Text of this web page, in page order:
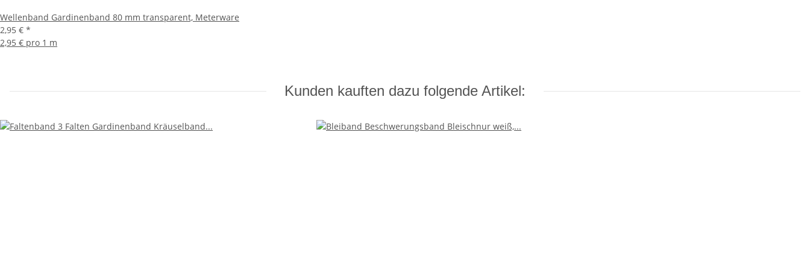
Wellenband Gardinenband 80 mm transparent, Meterware
2,95 € *
2,95 € pro 1 m
Kunden kauften dazu folgende Artikel: